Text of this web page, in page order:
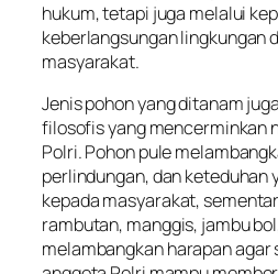
hukum, tetapi juga melalui
keberlangsungan lingkungan
masyarakat.
Jenis pohon yang ditanam
filosofis yang mencerminkan
Polri. Pohon pule
perlindungan, dan keteduhan
kepada masyarakat,
rambutan, manggis, jambu
melambangkan harapan